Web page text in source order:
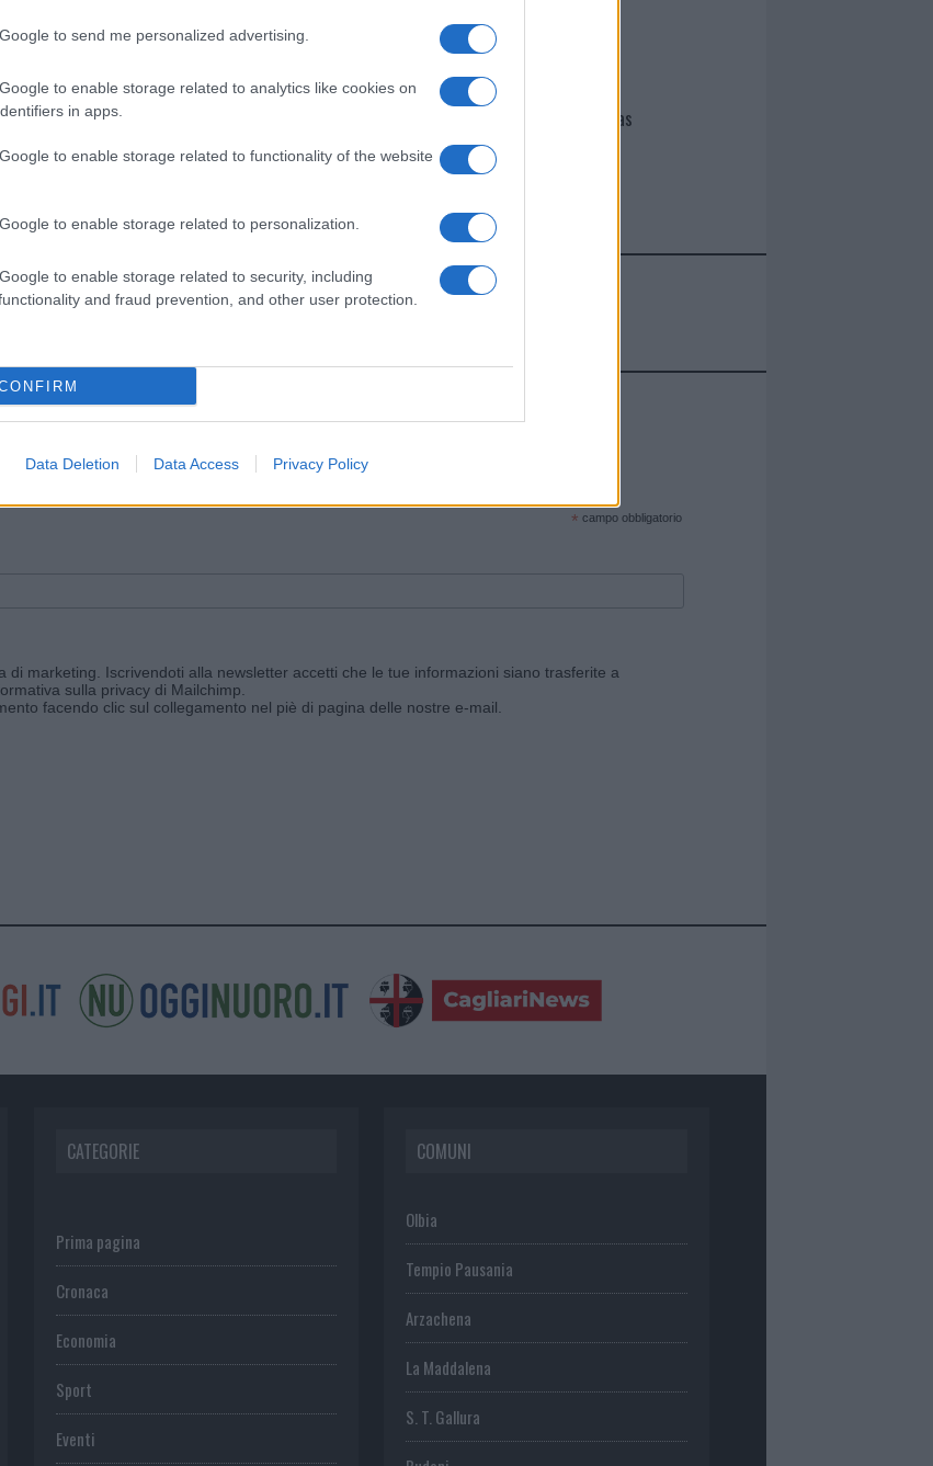
to send me personalized advertising.
to enable storage related to analytics like cookies on
in apps.
to enable storage related to functionality of the website
to enable storage related to personalization.
to enable storage related to security, including
and fraud prevention, and other user protection.
Data Deletion Data Access Privacy Policy
I nostri cari
Giovannimaria Cabras
Invia un Comunicato Stampa|Pubblicità|Segnala
le nostre email periodiche contenenti le ultime notizie pubblicate sul sito web!
* campo obbligatorio
di marketing. Iscrivendoti alla newsletter accetti che le tue informazioni siano trasferite a
sulla privacy di Mailchimp
facendo clic sul collegamento nel piè di pagina delle nostre e-mail.
CATEGORIE
Prima pagina
Cronaca
Economia
Sport
Eventi
COMUNI
Olbia
Tempio Pausania
Arzachena
La Maddalena
S. T. Gallura